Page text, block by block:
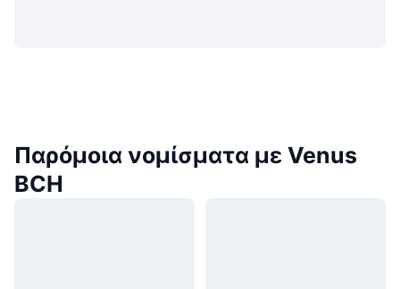
Παρόμοια νομίσματα με Venus
BCH